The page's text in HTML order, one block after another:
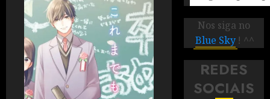
Nos siga no
Blue Sky ! ^^
REDES
SOCIAIS